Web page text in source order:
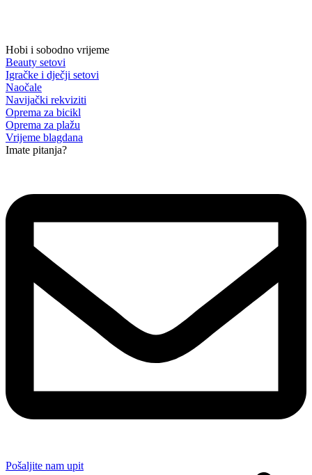
Hobi i sobodno vrijeme
Beauty setovi
Igračke i dječji setovi
Naočale
Navijački rekviziti
Oprema za bicikl
Oprema za plažu
Vrijeme blagdana
Imate pitanja?
Pošaljite nam upit